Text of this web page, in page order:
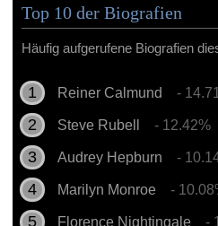
Top 10 der Biografien
Häufig aufgerufene Biografien
Reiner Calmund -
Steve Rubell - 12.42%
Audrey Hepburn -
Marilyn Monroe -
Florence Nightingale -